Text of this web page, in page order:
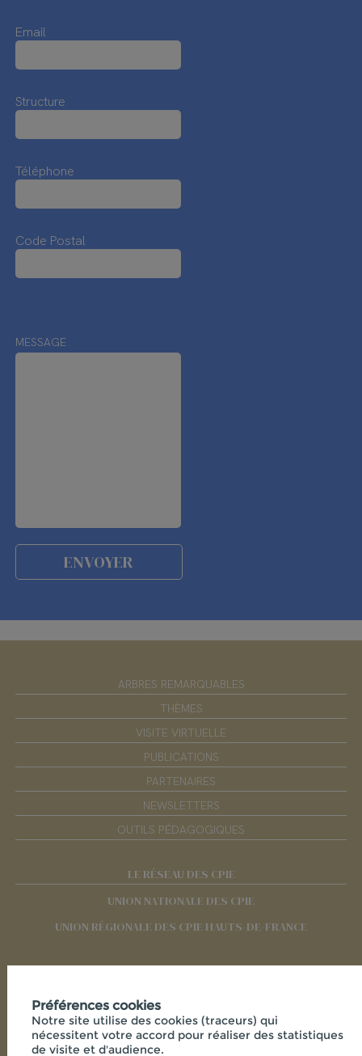
Email
Structure
Téléphone
Code Postal
MESSAGE
ARBRES REMARQUABLES
THÈMES
VISITE VIRTUELLE
PUBLICATIONS
PARTENAIRES
NEWSLETTERS
OUTILS PÉDAGOGIQUES
LE RÉSEAU DES CPIE
UNION NATIONALE DES CPIE
UNION RÉGIONALE DES CPIE HAUTS-DE-FRANCE
Préférences cookies
Notre site utilise des cookies (traceurs) qui
nécessitent votre accord pour réaliser des statistiques
de visite et d'audience.